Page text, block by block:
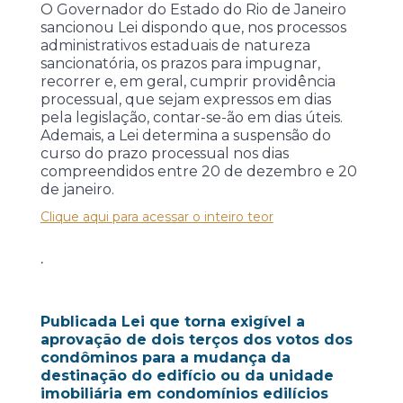
O Governador do Estado do Rio de Janeiro
sancionou Lei dispondo que, nos processos
administrativos estaduais de natureza
sancionatória, os prazos para impugnar,
recorrer e, em geral, cumprir providência
processual, que sejam expressos em dias
pela legislação, contar-se-ão em dias úteis.
Ademais, a Lei determina a suspensão do
curso do prazo processual nos dias
compreendidos entre 20 de dezembro e 20
de janeiro.
Clique aqui para acessar o inteiro teor
.
Publicada Lei que torna exigível a
aprovação de dois terços dos votos dos
condôminos para a mudança da
destinação do edifício ou da unidade
imobiliária em condomínios edilícios